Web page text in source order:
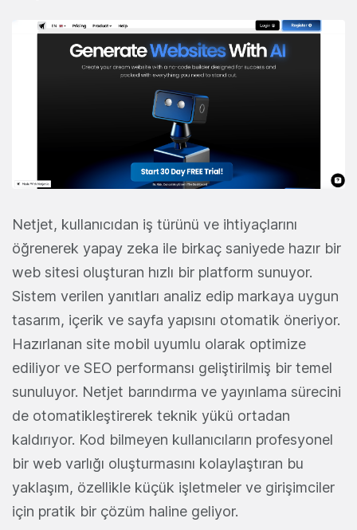
Netjet, kullanıcıdan iş türünü ve ihtiyaçlarını
öğrenerek yapay zeka ile birkaç saniyede hazır bir
web sitesi oluşturan hızlı bir platform sunuyor.
Sistem verilen yanıtları analiz edip markaya uygun
tasarım, içerik ve sayfa yapısını otomatik öneriyor.
Hazırlanan site mobil uyumlu olarak optimize
ediliyor ve SEO performansı geliştirilmiş bir temel
sunuluyor. Netjet barındırma ve yayınlama sürecini
de otomatikleştirerek teknik yükü ortadan
kaldırıyor. Kod bilmeyen kullanıcıların profesyonel
bir web varlığı oluşturmasını kolaylaştıran bu
yaklaşım, özellikle küçük işletmeler ve girişimciler
için pratik bir çözüm haline geliyor.